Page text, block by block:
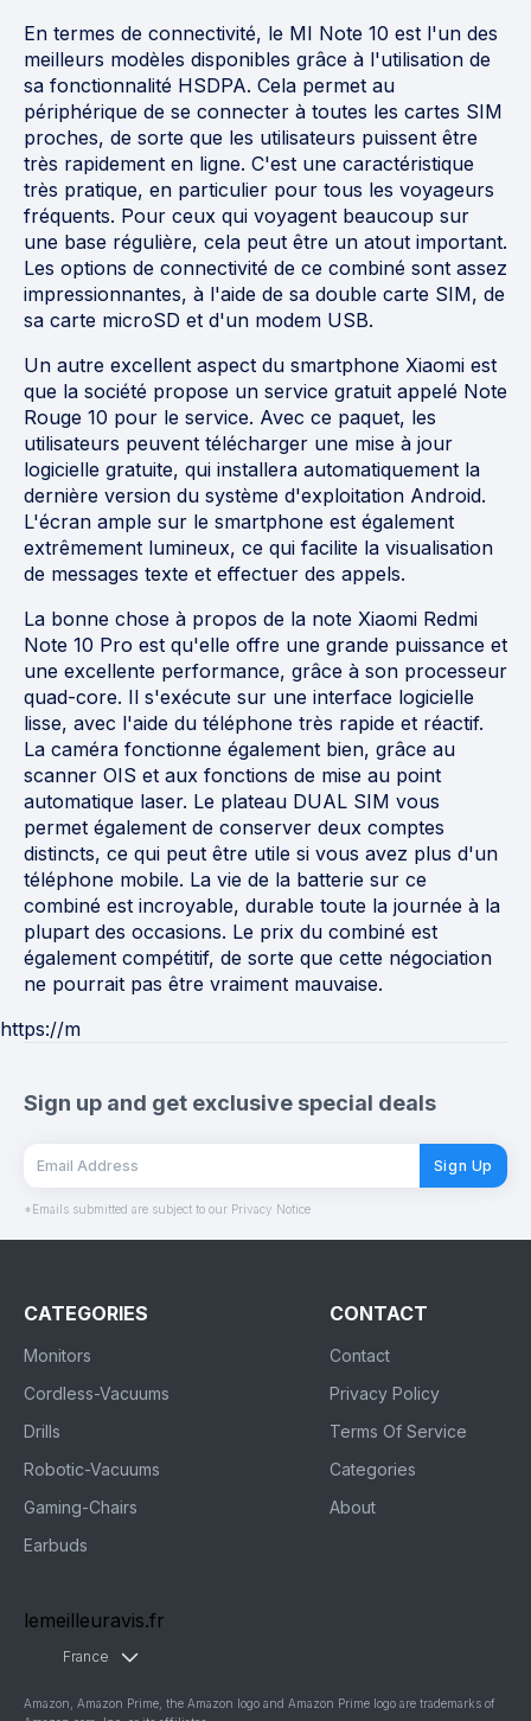
En termes de connectivité, le MI Note 10 est l'un des
meilleurs modèles disponibles grâce à l'utilisation de
sa fonctionnalité HSDPA. Cela permet au
périphérique de se connecter à toutes les cartes SIM
proches, de sorte que les utilisateurs puissent être
très rapidement en ligne. C'est une caractéristique
très pratique, en particulier pour tous les voyageurs
fréquents. Pour ceux qui voyagent beaucoup sur
une base régulière, cela peut être un atout important.
Les options de connectivité de ce combiné sont assez
impressionnantes, à l'aide de sa double carte SIM, de
sa carte microSD et d'un modem USB.
Un autre excellent aspect du smartphone Xiaomi est
que la société propose un service gratuit appelé Note
Rouge 10 pour le service. Avec ce paquet, les
utilisateurs peuvent télécharger une mise à jour
logicielle gratuite, qui installera automatiquement la
dernière version du système d'exploitation Android.
L'écran ample sur le smartphone est également
extrêmement lumineux, ce qui facilite la visualisation
de messages texte et effectuer des appels.
La bonne chose à propos de la note Xiaomi Redmi
Note 10 Pro est qu'elle offre une grande puissance et
une excellente performance, grâce à son processeur
quad-core. Il s'exécute sur une interface logicielle
lisse, avec l'aide du téléphone très rapide et réactif.
La caméra fonctionne également bien, grâce au
scanner OIS et aux fonctions de mise au point
automatique laser. Le plateau DUAL SIM vous
permet également de conserver deux comptes
distincts, ce qui peut être utile si vous avez plus d'un
téléphone mobile. La vie de la batterie sur ce
combiné est incroyable, durable toute la journée à la
plupart des occasions. Le prix du combiné est
également compétitif, de sorte que cette négociation
ne pourrait pas être vraiment mauvaise.
https://m
Sign up and get exclusive special deals
Sign Up
*Emails submitted are subject to our Privacy Notice
CATEGORIES
Monitors
Cordless-Vacuums
Drills
Robotic-Vacuums
Gaming-Chairs
Earbuds
CONTACT
Contact
Privacy Policy
Terms Of Service
Categories
About
lemeilleuravis.fr
France
Amazon, Amazon Prime, the Amazon logo and Amazon Prime logo are trademarks of